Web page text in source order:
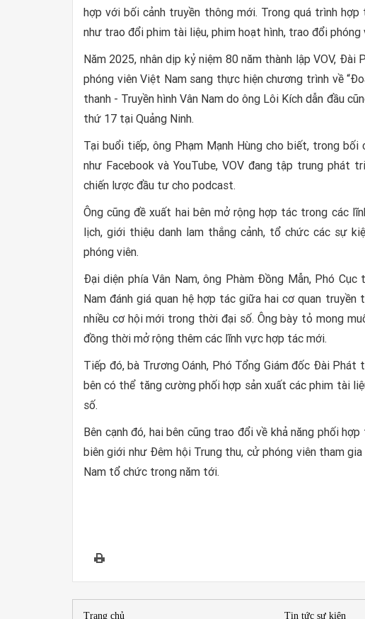
hợp với bối cảnh truyền thông mới. Trong quá trình
như trao đổi phim tài liệu, phim hoạt hình, trao đổi
Năm 2025, nhân dịp kỷ niệm 80 năm thành lập VOV, Đài
phóng viên Việt Nam sang thực hiện chương trình về
thanh - Truyền hình Vân Nam do ông Lôi Kích dẫn đầu
thứ 17 tại Quảng Ninh.
Tại buổi tiếp, ông Phạm Mạnh Hùng cho biết, trong bối
như Facebook và YouTube, VOV đang tập trung phát
chiến lược đầu tư cho podcast.
Ông cũng đề xuất hai bên mở rộng hợp tác trong các
lịch, giới thiệu danh lam thắng cảnh, tổ chức các sự
phóng viên.
Đại diện phía Vân Nam, ông Phàm Đồng Mẫn, Phó
Nam đánh giá quan hệ hợp tác giữa hai cơ quan
nhiều cơ hội mới trong thời đại số. Ông bày tỏ mong
đồng thời mở rộng thêm các lĩnh vực hợp tác mới.
Tiếp đó, bà Trương Oánh, Phó Tổng Giám đốc Đài Phát
bên có thể tăng cường phối hợp sản xuất các phim tài
số.
Bên cạnh đó, hai bên cũng trao đổi về khả năng phối
biên giới như Đêm hội Trung thu, cử phóng viên tham
Nam tổ chức trong năm tới.
Trang chủ Tin tức sự kiện